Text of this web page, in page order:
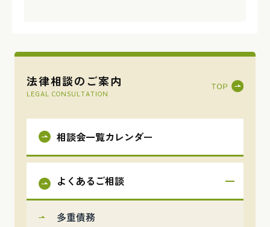
法律相談のご案内
LEGAL CONSULTATION
相談会一覧カレンダー
よくあるご相談
多重債務